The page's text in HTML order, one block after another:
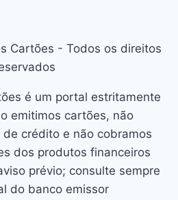
Cartões - Todos os direitos
é um portal estritamente
emitimos cartões, não
crédito e não cobramos
dos produtos financeiros
prévio; consulte sempre
do banco emissor